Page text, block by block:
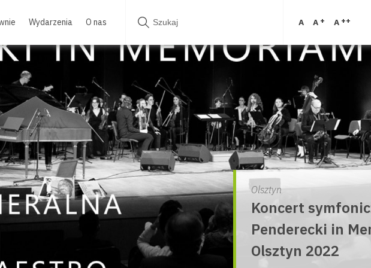
Wydarzenia O nas A A + A ++
Olsztyn
Koncert
Penderecki in
Olsztyn 2022